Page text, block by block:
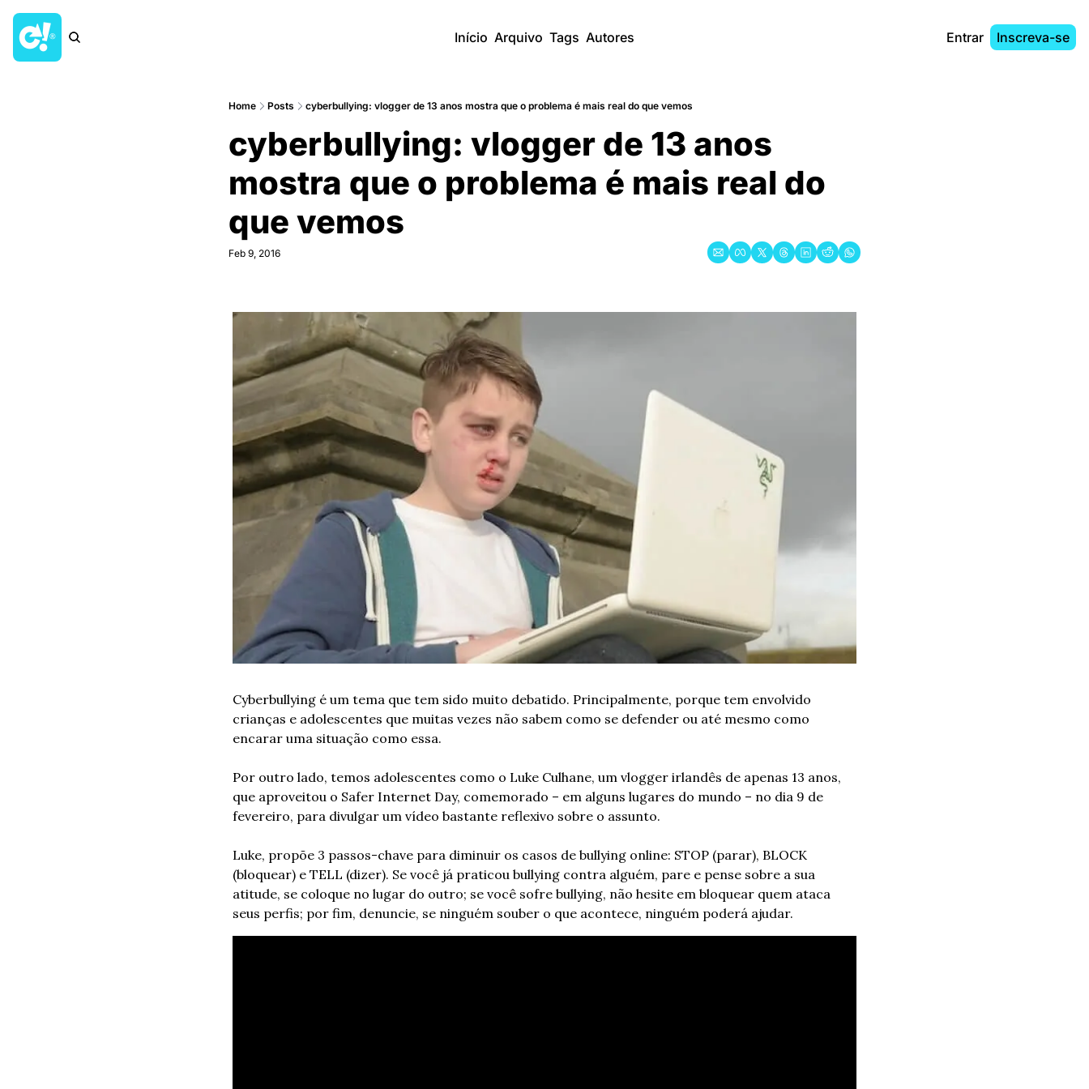
Início Arquivo Tags Autores Entrar Inscreva-se
Home Posts cyberbullying: vlogger de 13 anos mostra que o problema é mais real do que vemos
cyberbullying: vlogger de 13 anos
mostra que o problema é mais real do
que vemos
Feb 9, 2016
Cyberbullying é um tema que tem sido muito debatido. Principalmente, porque tem envolvido
crianças e adolescentes que muitas vezes não sabem como se defender ou até mesmo como
encarar uma situação como essa.
Por outro lado, temos adolescentes como o Luke Culhane, um vlogger irlandês de apenas 13 anos,
que aproveitou o Safer Internet Day, comemorado – em alguns lugares do mundo – no dia 9 de
fevereiro, para divulgar um vídeo bastante reflexivo sobre o assunto.
Luke, propõe 3 passos-chave para diminuir os casos de bullying online: STOP (parar), BLOCK
(bloquear) e TELL (dizer). Se você já praticou bullying contra alguém, pare e pense sobre a sua
atitude, se coloque no lugar do outro; se você sofre bullying, não hesite em bloquear quem ataca
seus perfis; por fim, denuncie, se ninguém souber o que acontece, ninguém poderá ajudar.